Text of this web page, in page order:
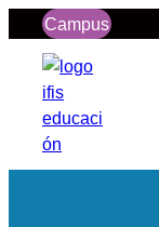
Saltar
contenido
Campus